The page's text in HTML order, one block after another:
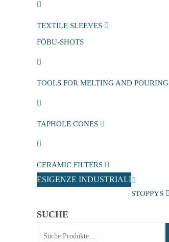
TEXTILE SLEEVES
FÖBU-SHOTS
TOOLS FOR MELTING AND POURING
TAPHOLE CONES
CERAMIC FILTERS
ESIGENZE INDUSTRIALI
STOPPYS
SUCHE